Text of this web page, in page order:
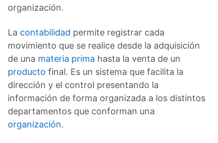
organización.
La contabilidad permite registrar cada
movimiento que se realice desde la adquisición
de una materia prima hasta la venta de un
producto final. Es un sistema que facilita la
dirección y el control presentando la
información de forma organizada a los distintos
departamentos que conforman una
organización.